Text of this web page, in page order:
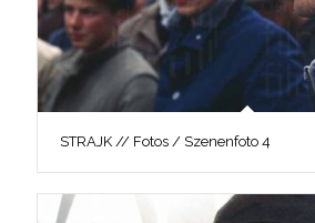
STRAJK // Fotos / Szenenfoto 4